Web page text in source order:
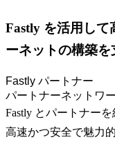
Fastly を活用して
ーネットの構築を
Fastly パートナー
パートナーネットワ
Fastly とパートナー
高速かつ安全で魅力